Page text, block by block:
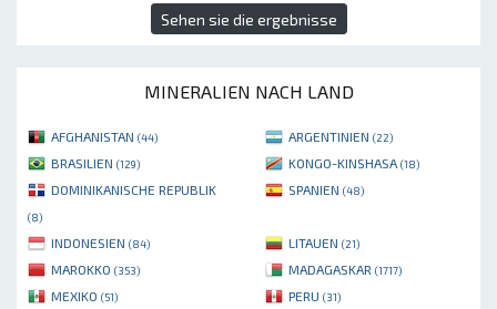
Sehen sie die ergebnisse
MINERALIEN NACH LAND
AFGHANISTAN (44) ARGENTINIEN (22)
BRASILIEN (129) KONGO-KINSHASA (18)
DOMINIKANISCHE REPUBLIK
(8)
SPANIEN (48)
INDONESIEN (84) LITAUEN (21)
MAROKKO (353) MADAGASKAR (1717)
MEXIKO (51) PERU (31)